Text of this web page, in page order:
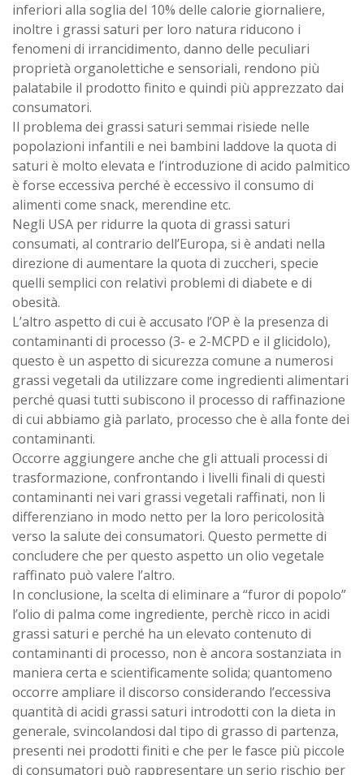
inferiori alla soglia del 10% delle calorie giornaliere,
inoltre i grassi saturi per loro natura riducono i
fenomeni di irrancidimento, danno delle peculiari
proprietà organolettiche e sensoriali, rendono più
palatabile il prodotto finito e quindi più apprezzato dai
consumatori.
Il problema dei grassi saturi semmai risiede nelle
popolazioni infantili e nei bambini laddove la quota di
saturi è molto elevata e l’introduzione di acido palmitico
è forse eccessiva perché è eccessivo il consumo di
alimenti come snack, merendine etc.
Negli USA per ridurre la quota di grassi saturi
consumati, al contrario dell’Europa, si è andati nella
direzione di aumentare la quota di zuccheri, specie
quelli semplici con relativi problemi di diabete e di
obesità.
L’altro aspetto di cui è accusato l’OP è la presenza di
contaminanti di processo (3- e 2-MCPD e il glicidolo),
questo è un aspetto di sicurezza comune a numerosi
grassi vegetali da utilizzare come ingredienti alimentari
perché quasi tutti subiscono il processo di raffinazione
di cui abbiamo già parlato, processo che è alla fonte dei
contaminanti.
Occorre aggiungere anche che gli attuali processi di
trasformazione, confrontando i livelli finali di questi
contaminanti nei vari grassi vegetali raffinati, non li
differenziano in modo netto per la loro pericolosità
verso la salute dei consumatori. Questo permette di
concludere che per questo aspetto un olio vegetale
raffinato può valere l’altro.
In conclusione, la scelta di eliminare a “furor di popolo”
l’olio di palma come ingrediente, perchè ricco in acidi
grassi saturi e perché ha un elevato contenuto di
contaminanti di processo, non è ancora sostanziata in
maniera certa e scientificamente solida; quantomeno
occorre ampliare il discorso considerando l’eccessiva
quantità di acidi grassi saturi introdotti con la dieta in
generale, svincolandosi dal tipo di grasso di partenza,
presenti nei prodotti finiti e che per le fasce più piccole
di consumatori può rappresentare un serio rischio per